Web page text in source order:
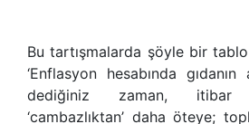
Bu tartışmalarda şöyle bir
‘Enflasyon hesabında gıdanın
dediğiniz zaman, itibar
‘cambazlıktan’ daha öteye;